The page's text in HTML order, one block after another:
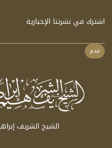
اشترك في نشرتنا الإخبارية
قدم
الشيخ الشريف